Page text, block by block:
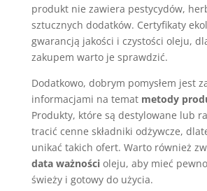
produkt nie zawiera pestycydów,
sztucznych dodatków. Certyfikaty
gwarancją jakości i czystości oleju,
zakupem warto je sprawdzić.
Dodatkowo, dobrym pomysłem jest
informacjami na temat metody
Produkty, które są destylowane lub
tracić cenne składniki odżywcze,
unikać takich ofert. Warto również
data ważnościoleju, aby mieć
świeży i gotowy do użycia.